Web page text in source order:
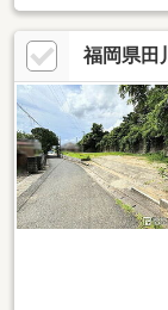
福岡県田